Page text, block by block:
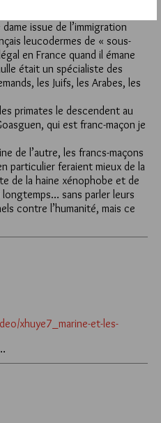
issue de l’immigration
leucodermes de « sous-
en France quand il émane
était un spécialiste des
les Juifs, les Arabes, les
primates le descendent au
qui est franc-maçon je
de l’autre, les francs-maçons
particulier feraient mieux de la
de la haine xénophobe et de
longtemps… sans parler leurs
contre l’humanité, mais ce
xhuye7_marine-et-les-